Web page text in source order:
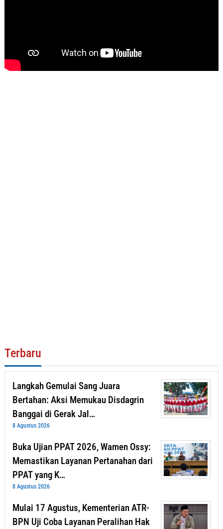
Terbaru
Langkah Gemulai Sang Juara
Bertahan: Aksi Memukau Disdagrin
Banggai di Gerak Jal…
8 Agustus 2026
Buka Ujian PPAT 2026, Wamen Ossy:
Memastikan Layanan Pertanahan dari
PPAT yang K…
8 Agustus 2026
Mulai 17 Agustus, Kementerian ATR-
BPN Uji Coba Layanan Peralihan Hak